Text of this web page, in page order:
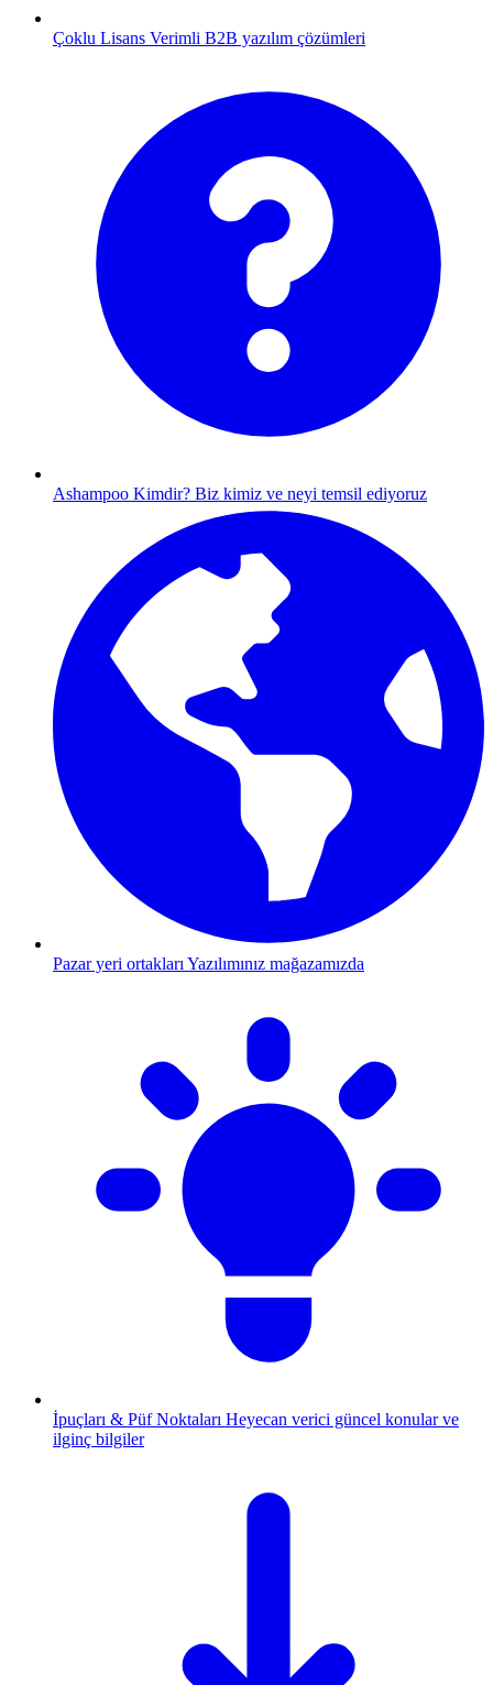
Çoklu Lisans Verimli B2B yazılım çözümleri
Ashampoo Kimdir? Biz kimiz ve neyi temsil ediyoruz
Pazar yeri ortakları Yazılımınız mağazamızda
İpuçları & Püf Noktaları Heyecan verici güncel konular ve
ilginç bilgiler